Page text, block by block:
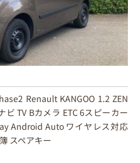
Renault KANGOO 1.2 ZEN
TV Bカメラ ETC 6スピーカー
Android Auto ワイヤレス対応
スペアキー